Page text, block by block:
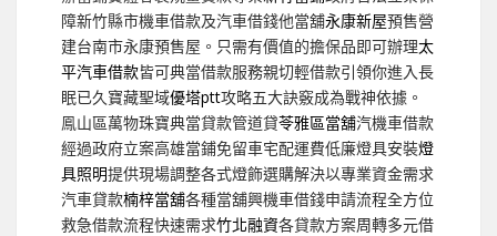
障新竹縣市機車借款及汽車借錢他當舖永康新屋預售營
建台南市永康預售屋。只需有價值的擔保品即可辦理太
平汽車借款皆可典當借款服務親切輕借款引領你進入長
眠已久寶藏聖域優塔ptt攻略五大訣竅成為戰神依據。
鳯山區萬物珠寶典當貸款管道貸苓雅區當舖汽機車借款
經過政府立案高雄當鋪免留車宅配運費低廉燈具安裝燈
具照明提供現場調整各式燈飾選購解決以專業資金需求
汽車貸款楠梓當舖各種當舖興機車借錢申請流程全方位
救急借款流程快速需求竹北融資各貸款方案周轉多元借